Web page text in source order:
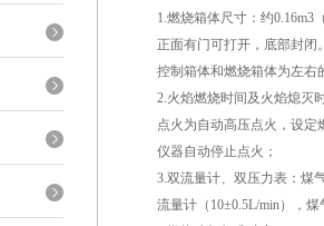
1.燃烧箱体尺寸：约0.16m3
正面有门可打开，底部封闭
控制箱体和燃烧箱体为左右
2.火焰燃烧时间及火焰熄灭
点火为自动高压点火，设定
仪器自动停止点火；
3.双流量计、双压力表：煤
流量计（10±0.5L/min），